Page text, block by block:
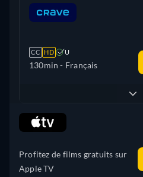
CC HD U
130min - Français
Profitez de films gratuits sur
Apple TV